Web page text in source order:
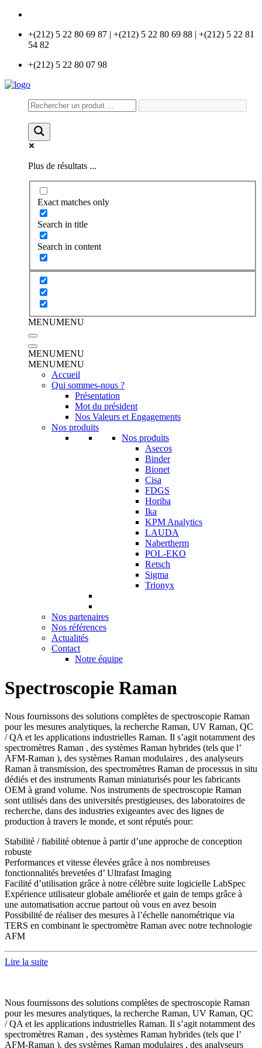
+(212) 5 22 80 69 87 | +(212) 5 22 80 69 88 | +(212) 5 22 81
54 82
+(212) 5 22 80 07 98
Plus de résultats ...
Exact matches only
Search in title
Search in content
MENUMENU
MENUMENU
MENUMENU
Accueil
Qui sommes-nous ?
Présentation
Mot du président
Nos Valeurs et Engagements
Nos produits
Nos produits
Asecos
Binder
Bionet
Cisa
FDGS
Horiba
Ika
KPM Analytics
LAUDA
Nabertherm
POL-EKO
Retsch
Sigma
Trionyx
Nos partenaires
Nos références
Actualités
Contact
Notre équipe
Spectroscopie Raman
Nous fournissons des solutions complètes de spectroscopie Raman
pour les mesures analytiques, la recherche Raman, UV Raman, QC
/ QA et les applications industrielles Raman. Il s’agit notamment des
spectromètres Raman , des systèmes Raman hybrides (tels que l’
AFM-Raman ), des systèmes Raman modulaires , des analyseurs
Raman à transmission, des spectromètres Raman de processus in situ
dédiés et des instruments Raman miniaturisés pour les fabricants
OEM à grand volume. Nos instruments de spectroscopie Raman
sont utilisés dans des universités prestigieuses, des laboratoires de
recherche, dans des industries exigeantes avec des lignes de
production à travers le monde, et sont réputés pour:
Stabilité / fiabilité obtenue à partir d’une approche de conception
robuste
Performances et vitesse élevées grâce à nos nombreuses
fonctionnalités brevetées d’ Ultrafast Imaging
Facilité d’utilisation grâce à notre célèbre suite logicielle LabSpec
Expérience utilisateur globale améliorée et gain de temps grâce à
une automatisation accrue partout où vous en avez besoin
Possibilité de réaliser des mesures à l’échelle nanométrique via
TERS en combinant le spectromètre Raman avec notre technologie
AFM
Lire la suite
Nous fournissons des solutions complètes de spectroscopie Raman
pour les mesures analytiques, la recherche Raman, UV Raman, QC
/ QA et les applications industrielles Raman. Il s’agit notamment des
spectromètres Raman , des systèmes Raman hybrides (tels que l’
AFM-Raman ), des systèmes Raman modulaires , des analyseurs